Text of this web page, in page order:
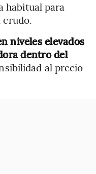
habitual para
crudo.
niveles elevados
dentro del
al precio